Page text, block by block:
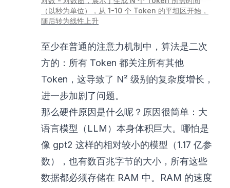
（以秒为单位），从 1-10 个 Token 的平坦区开始，
随后转为线性上升
至少在普通的注意力机制中，算法是二次
方的：所有 Token 都关注所有其他
Token，这导致了 N² 级别的复杂度增长，
进一步加剧了问题。
那么硬件原因是什么呢？原因很简单：大
语言模型（LLM）本身体积巨大。哪怕是
像 gpt2 这样的相对较小的模型（1.17 亿参
数），也有数百兆字节的大小，所有这些
数据都必须存储在 RAM 中。RAM 的速度